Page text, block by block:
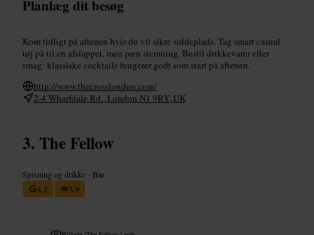
Planlæg dit besøg
Kom tidligt på aftenen hvis du vil sikre siddeplads. Tag smart casual
tøj på til en afslappet, men pæn stemning. Bestil drikkevarer efter
smag: klassiske cocktails fungerer godt som start på aftenen.
http://www.thecrosslondon.com/
2-4 Wharfdale Rd., London N1 9RY, UK
The Fellow
Spisning og drikke • Bar
4,2
3,9